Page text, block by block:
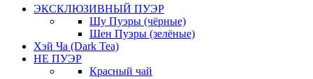
ЭКСКЛЮЗИВНЫЙ ПУЭР
Шу Пуэры (чёрные)
Шен Пуэры (зелёные)
Хэй Ча (Dark Tea)
НЕ ПУЭР
Красный чай